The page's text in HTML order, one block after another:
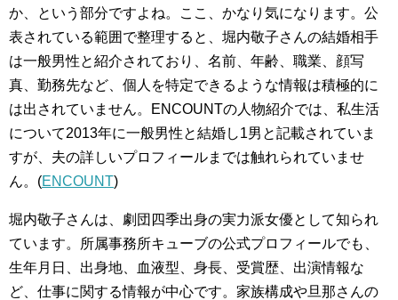
か、という部分ですよね。ここ、かなり気になります。公
表されている範囲で整理すると、堀内敬子さんの結婚相手
は一般男性と紹介されており、名前、年齢、職業、顔写
真、勤務先など、個人を特定できるような情報は積極的に
は出されていません。ENCOUNTの人物紹介では、私生活
について2013年に一般男性と結婚し1男と記載されていま
すが、夫の詳しいプロフィールまでは触れられていませ
ん。(ENCOUNT)
堀内敬子さんは、劇団四季出身の実力派女優として知られ
ています。所属事務所キューブの公式プロフィールでも、
生年月日、出身地、血液型、身長、受賞歴、出演情報な
ど、仕事に関する情報が中心です。家族構成や旦那さんの